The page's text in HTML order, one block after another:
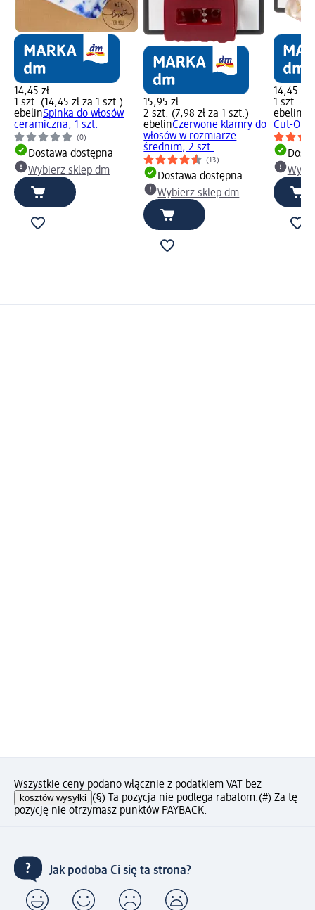
14,45 zł
1 szt. (14,45 zł za 1 szt.)
ebelinSpinka do włosów
ceramiczna, 1 szt.
(0)
Dostawa dostępna
Wybierz sklep dm
15,95 zł
2 szt. (7,98 zł za 1 szt.)
ebelinCzerwone klamry do
włosów w rozmiarze
średnim, 2 szt.
(13)
Dostawa dostępna
Wybierz sklep dm
14,45 zł
1 szt.
ebelin
Cut-Out
Wszystkie ceny podano włącznie z podatkiem VAT bez
kosztów wysyłki (§) Ta pozycja nie podlega rabatom.(#) Za tę
pozycję nie otrzymasz punktów PAYBACK.
Jak podoba Ci się ta strona?